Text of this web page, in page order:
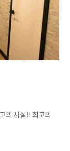
의 시설!! 최고의